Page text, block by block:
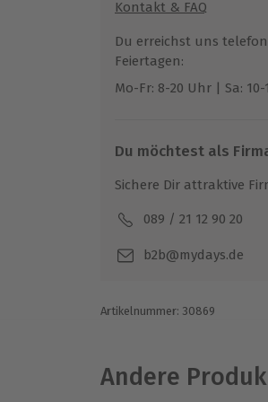
Der Bauch wächst
Babybauch-
Kontakt & FAQ
Du erreichst uns
Feiertagen:
Mo-Fr: 8-20 Uhr | Sa:
Du möchtest als
Sichere Dir attraktive
089 / 21 12 90 20
b2b@mydays.de
Artikelnummer: 30869
Andere